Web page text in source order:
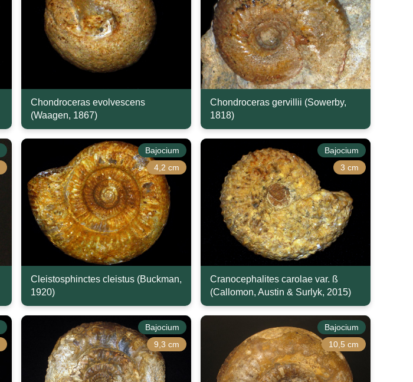
Chondroceras evolvescens
(Waagen, 1867)
Chondroceras gervillii (Sowerby,
1818)
Bajocium
4,2 cm
Cleistosphinctes cleistus (Buckman,
1920)
Bajocium
3 cm
Cranocephalites carolae var. ß
(Callomon, Austin & Surlyk, 2015)
Bajocium
9,3 cm
Bajocium
10,5 cm